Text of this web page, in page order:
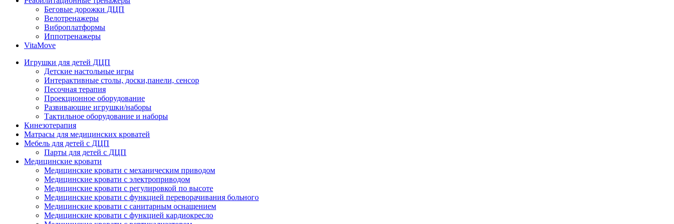
Беговые дорожки ДЦП
Велотренажеры
Виброплатформы
Иппотренажеры
VitaMove
Игрушки для детей ДЦП
Детские настольные игры
Интерактивные столы, доски,панели, сенсор
Песочная терапия
Проекционное оборудование
Развивающие игрушки/наборы
Тактильное оборудование и наборы
Кинезотерапия
Матрасы для медицинских кроватей
Мебель для детей с ДЦП
Парты для детей с ДЦП
Медицинские кровати
Медицинские кровати с механическим приводом
Медицинские кровати с электроприводом
Медицинские кровати с регулировкой по высоте
Медицинские кровати с функцией переворачивания больного
Медицинские кровати с санитарным оснащением
Медицинские кровати с функцией кардиокресло